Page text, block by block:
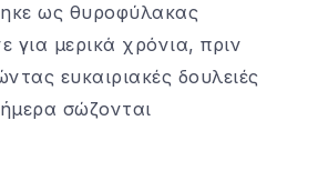
ως θυροφύλακας
για μερικά χρόνια, πριν
ευκαιριακές δουλειές
σώζονται